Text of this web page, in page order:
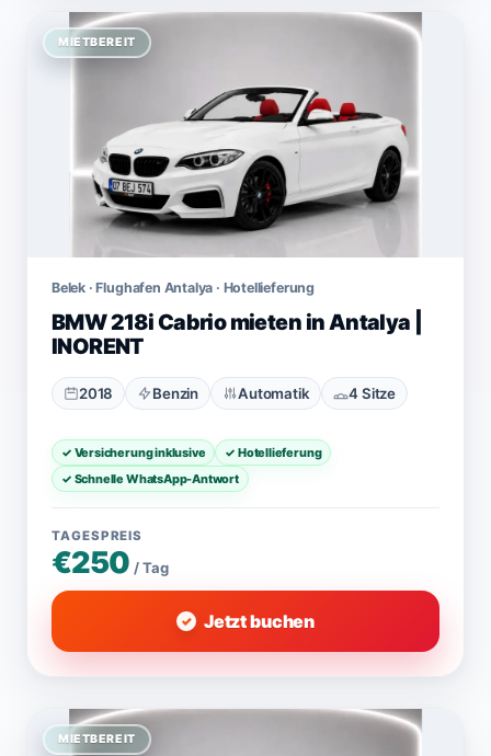
MIETBEREIT
Belek · Flughafen Antalya · Hotellieferung
BMW 218i Cabrio mieten in Antalya |
INORENT
2018 Benzin Automatik 4 Sitze
✓ Versicherung inklusive
✓ Hotellieferung
✓ Schnelle WhatsApp-Antwort
TAGESPREIS
€250 / Tag
Jetzt buchen
MIETBEREIT